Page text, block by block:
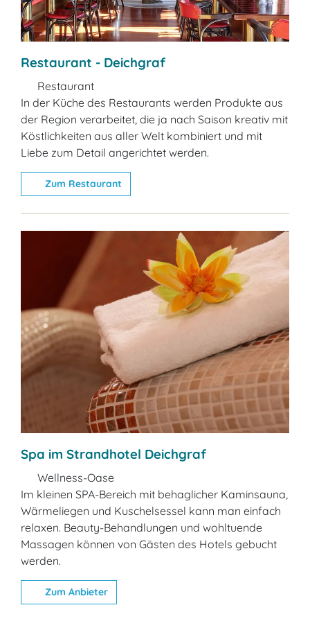
Restaurant - Deichgraf
Restaurant
In der Küche des Restaurants werden Produkte aus
der Region verarbeitet, die ja nach Saison kreativ mit
Köstlichkeiten aus aller Welt kombiniert und mit
Liebe zum Detail angerichtet werden.
Zum Restaurant
Spa im Strandhotel Deichgraf
Wellness-Oase
Im kleinen SPA-Bereich mit behaglicher Kaminsauna,
Wärmeliegen und Kuschelsessel kann man einfach
relaxen. Beauty-Behandlungen und wohltuende
Massagen können von Gästen des Hotels gebucht
werden.
Zum Anbieter